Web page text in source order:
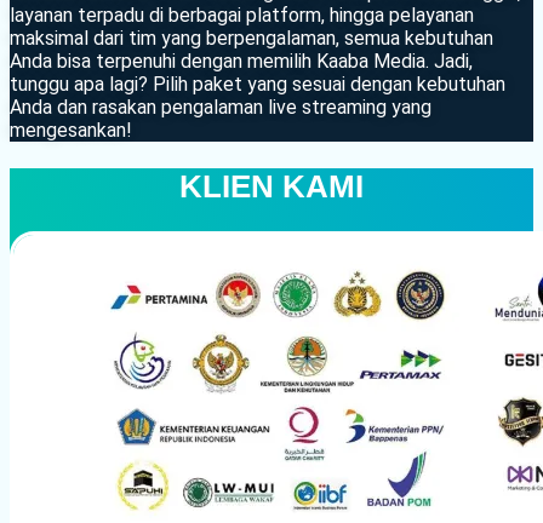
layanan terpadu di berbagai platform, hingga pelayanan
maksimal dari tim yang berpengalaman, semua kebutuhan
Anda bisa terpenuhi dengan memilih Kaaba Media. Jadi,
tunggu apa lagi? Pilih paket yang sesuai dengan kebutuhan
Anda dan rasakan pengalaman live streaming yang
mengesankan!
KLIEN KAMI